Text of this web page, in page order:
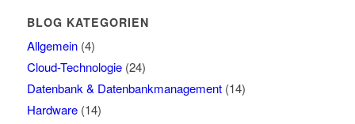
BLOG KATEGORIEN
Allgemein(4)
Cloud-Technologie(24)
Datenbank & Datenbankmanagement(14)
Hardware(14)